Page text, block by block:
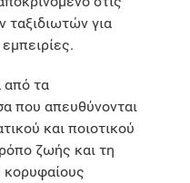
ταξιδιωτών για
από τα
που απευθύνονται
και ποιοτικού
ζωής και τη
κορυφαίους